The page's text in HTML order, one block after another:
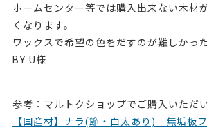
ホームセンター等では購入出来ない木材
くなります。
ワックスで希望の色をだすのが難しかった
BY U様
参考：マルトクショップでご購入いただ
【国産材】ナラ(節・白太あり) 無垢板